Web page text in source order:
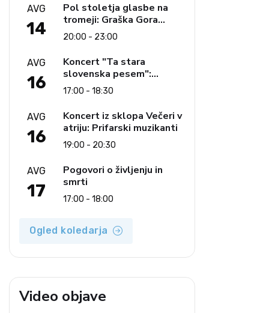
AVG
14
Pol stoletja glasbe na
tromeji: Graška Gora
obeležuje 50. jubilejni
festival narodno-zabavne
glasbe
20:00 - 23:00
AVG
16
Koncert "Ta stara
slovenska pesem":
Ljudski pevci Jezerci
17:00 - 18:30
AVG
16
Koncert iz sklopa Večeri v
atriju: Prifarski muzikanti
19:00 - 20:30
AVG
17
Pogovori o življenju in
smrti
17:00 - 18:00
Ogled koledarja
Video objave